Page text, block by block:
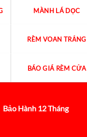
MÀNH LÁ DỌC
RÈM VOAN TRẮNG
BÁO GIÁ RÈM CỬA
Bảo Hành 12 Tháng